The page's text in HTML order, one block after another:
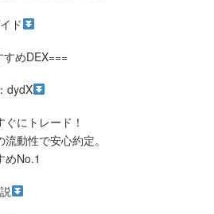
ド
めDEX===
dydX
ぐにトレード！
動性で安心約定。
めNo.1